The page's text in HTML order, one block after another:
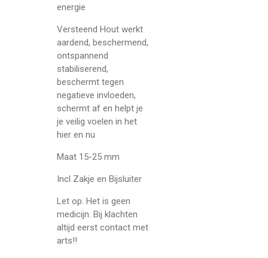
energie
Versteend Hout werkt
aardend, beschermend,
ontspannend
stabiliserend,
beschermt tegen
negatieve invloeden,
schermt af en helpt je
je veilig voelen in het
hier en nu
Maat 15-25 mm
Incl Zakje en Bijsluiter
Let op. Het is geen
medicijn. Bij klachten
altijd eerst contact met
arts!!